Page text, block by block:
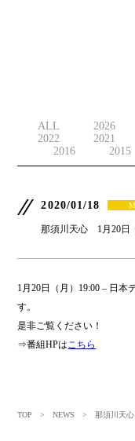
ALL 2026
2022
2021
2016
2015
2020/01/18
那須川天心 1月20日
1月20日（月）19:00 – 日本
す。
是非ご覧ください！
⇒番組HPはこちら
TOP
>NEWS > 那須川天心